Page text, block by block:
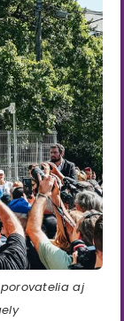
aj